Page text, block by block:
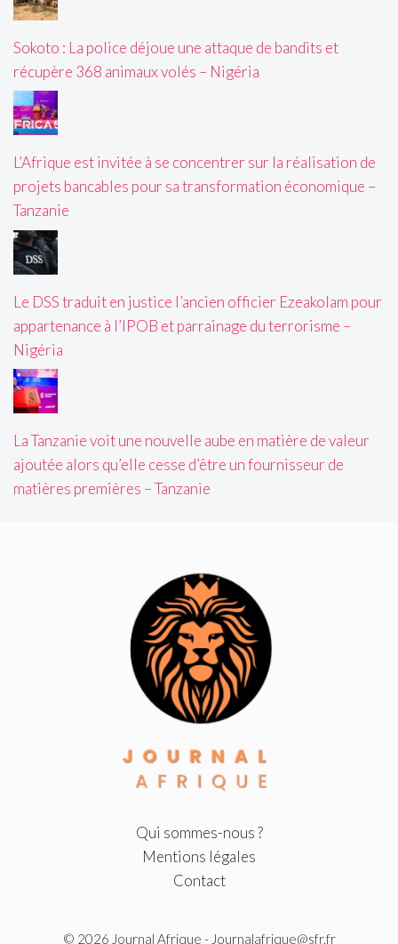
Sokoto : La police déjoue une attaque de bandits et
récupère 368 animaux volés – Nigéria
L’Afrique est invitée à se concentrer sur la réalisation de
projets bancables pour sa transformation économique –
Tanzanie
Le DSS traduit en justice l’ancien officier Ezeakolam pour
appartenance à l’IPOB et parrainage du terrorisme –
Nigéria
La Tanzanie voit une nouvelle aube en matière de valeur
ajoutée alors qu’elle cesse d’être un fournisseur de
matières premières – Tanzanie
Qui sommes-nous ?
Mentions légales
Contact
© 2026 Journal Afrique - Journalafrique@sfr.fr